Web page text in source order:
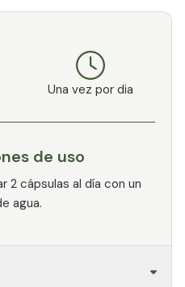
Una vez por dia
de uso
2 cápsulas al día con un
agua.